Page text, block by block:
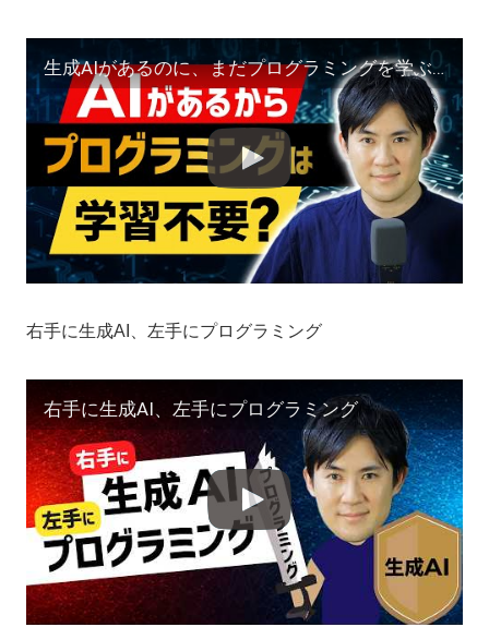
生成AIがあるのに、まだプログラミングを学ぶ必要があるの？
右手に生成AI、左手にプログラミング
右手に生成AI、左手にプログラミング